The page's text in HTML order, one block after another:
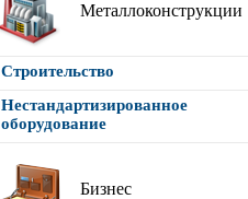
Металлоконструкции
Строительство
Нестандартизированное
оборудование
Бизнес